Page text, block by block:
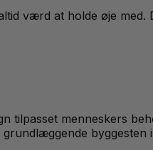
værd at holde øje
menneskers
byggesten i